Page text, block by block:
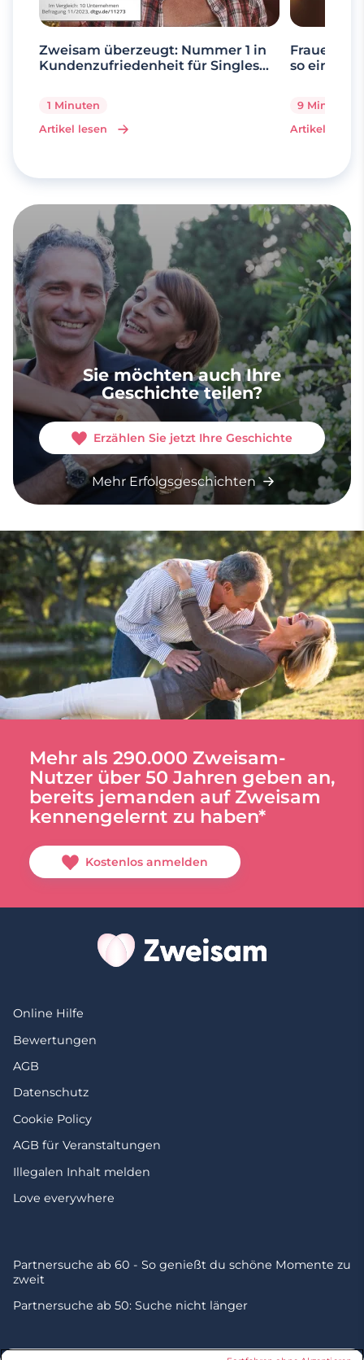
Zweisam überzeugt: Nummer 1 in
Kundenzufriedenheit für Singles
1 Minuten
Artikel lesen
Frauen ab
so einfach
9 Minuten
Artikel lesen
Sie möchten auch Ihre
Geschichte teilen?
Erzählen Sie jetzt Ihre Geschichte
Mehr Erfolgsgeschichten
Mehr als 290.000 Zweisam-
Nutzer über 50 Jahren geben an,
bereits jemanden auf Zweisam
kennengelernt zu haben*
Kostenlos anmelden
Online Hilfe
Bewertungen
AGB
Datenschutz
Cookie Policy
AGB für Veranstaltungen
Illegalen Inhalt melden
Love everywhere
Partnersuche ab 60 - So genießt du schöne Momente zu
zweit
Partnersuche ab 50: Suche nicht länger
© 2026 by Zweisam. Alle Rechte vorbehalten. A meetic